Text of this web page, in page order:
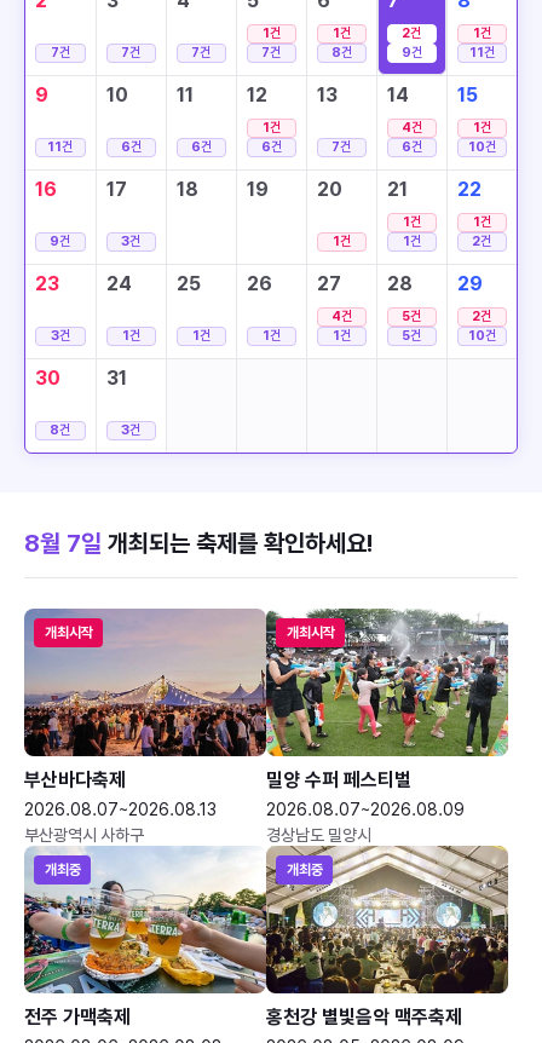
7건 7건 7건
1건
7건
1건
8건
2건
9건
1건
11건
9
11건
10
6건
11
6건
12
1건
6건
13
7건
14
4건
6건
15
1건
10건
16
9건
17
3건
18 19 20
1건
21
1건
1건
22
1건
2건
23
3건
24
1건
25
1건
26
1건
27
4건
1건
28
5건
5건
29
2건
10건
30
8건
31
3건
8월 7일 개최되는 축제를 확인하세요!
개최시작
부산바다축제
2026.08.07~2026.08.13
부산광역시 사하구
개최시작
밀양 수퍼 페스티벌
2026.08.07~2026.08.09
경상남도 밀양시
개최중
전주 가맥축제
개최중
홍천강 별빛음악 맥주축제